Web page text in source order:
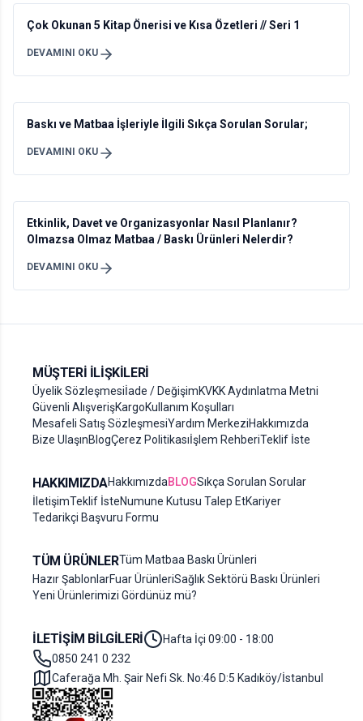
Çok Okunan 5 Kitap Önerisi ve Kısa Özetleri // Seri 1
DEVAMINI OKU
Baskı ve Matbaa İşleriyle İlgili Sıkça Sorulan Sorular;
DEVAMINI OKU
Etkinlik, Davet ve Organizasyonlar Nasıl Planlanır?
Olmazsa Olmaz Matbaa / Baskı Ürünleri Nelerdir?
DEVAMINI OKU
MÜŞTERI İLIŞKILERI
Üyelik Sözleşmesiİade / DeğişimKVKK Aydınlatma Metni
Güvenli AlışverişKargoKullanım Koşulları
Mesafeli Satış SözleşmesiYardım MerkeziHakkımızda
Bize UlaşınBlogÇerez Politikasıİşlem RehberiTeklif İste
HAKKIMIZDAHakkımızdaBLOGSıkça Sorulan Sorular
İletişimTeklif İsteNumune Kutusu Talep EtKariyer
Tedarikçi Başvuru Formu
TÜM ÜRÜNLERTüm Matbaa Baskı Ürünleri
Hazır ŞablonlarFuar ÜrünleriSağlık Sektörü Baskı Ürünleri
Yeni Ürünlerimizi Gördünüz mü?
İLETIŞIM BILGILERI
Hafta İçi 09:00 - 18:00
0850 241 0 232
Caferağa Mh. Şair Nefi Sk. No:46 D:5 Kadıköy/İstanbul